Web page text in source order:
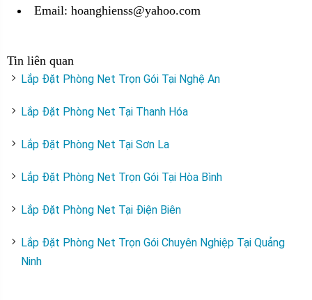
Email: hoanghienss@yahoo.com
Tin liên quan
Lắp Đặt Phòng Net Trọn Gói Tại Nghệ An
Lắp Đặt Phòng Net Tại Thanh Hóa
Lắp Đặt Phòng Net Tại Sơn La
Lắp Đặt Phòng Net Trọn Gói Tại Hòa Bình
Lắp Đặt Phòng Net Tại Điện Biên
Lắp Đặt Phòng Net Trọn Gói Chuyên Nghiệp Tại Quảng
Ninh